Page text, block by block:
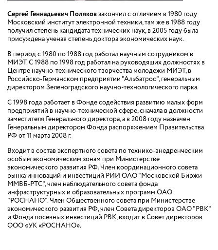
Сергей Геннадьевич Поляковзакончил с отличием в 1980 году
Московский институт электронной техники, там же в 1988 году
получил степень кандидата технических наук, в 2005 году была
присуждена ученая степень доктора экономических наук.
В период с 1980 по 1988 год работал научным сотрудником в
МИЭТ. С 1988 по 1998 год работал на руководящих должностях в
Центре научно-технического творчества молодежи МИЭТ, в
Российско-Германском предприятии "Альбатрос", генеральным
директором Зеленоградского научно-технологического парка.
С 1998 года работает в Фонде содействия развитию малых форм
предприятий в научно-технической сфере, сначала в должности
заместителя Генерального директора, а в 2008 году назначен
Генеральным директором Фонда распоряжением Правительства
РФ от 11 марта 2008 г.
Входит в состав экспертного совета по технико-внедренческим
особым экономическим зонам при Министерстве
экономического развития РФ. Член координационного совета
рынка инноваций и инвестиций РИИ ОАО "Московской Биржи
ММВБ-РТС", член наблюдательного совета фонда
инфраструктурных и образовательных программ ОАО
"РОСНАНО". Член Общественного совета при Министерстве
экономического развития РФ, член Совета директоров ОАО "РВК"
и Фонда посевных инвестиций РВК, входит в Совет директоров
ООО «УК «РОСНАНО».